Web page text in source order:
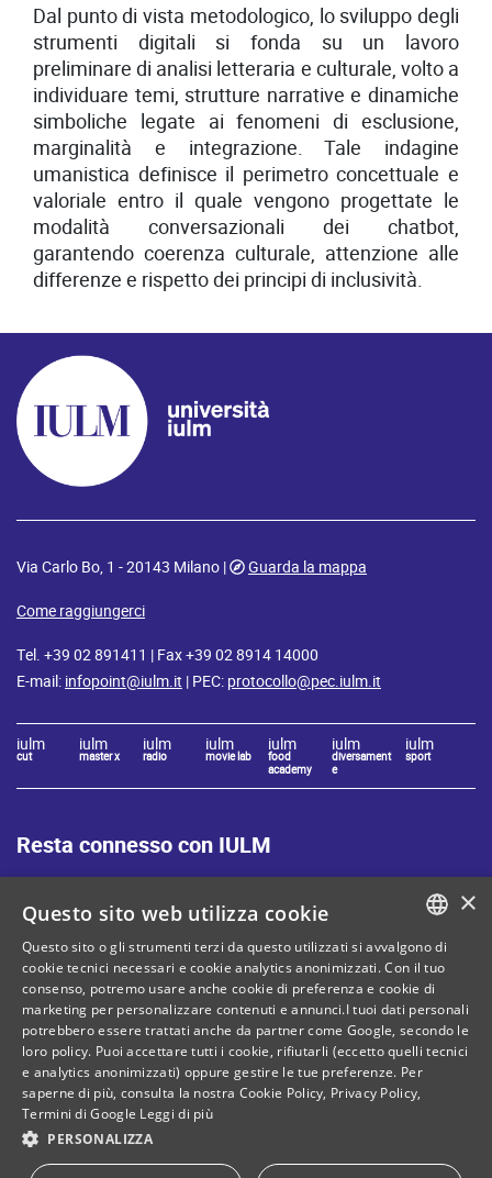
Dal punto di vista metodologico, lo sviluppo degli
strumenti digitali si fonda su un lavoro
preliminare di analisi letteraria e culturale, volto a
individuare temi, strutture narrative e dinamiche
simboliche legate ai fenomeni di esclusione,
marginalità e integrazione. Tale indagine
umanistica definisce il perimetro concettuale e
valoriale entro il quale vengono progettate le
modalità conversazionali dei chatbot,
garantendo coerenza culturale, attenzione alle
differenze e rispetto dei principi di inclusività.
Via Carlo Bo, 1 - 20143 Milano |
Guarda la mappa
Come raggiungerci
Tel. +39 02 891411 | Fax +39 02 8914 14000
E-mail: infopoint@iulm.it | PEC: protocollo@pec.iulm.it
iulm
cut
iulm
master x
iulm
radio
iulm
movie lab
iulm
food
academy
iulm
diversament
e
iulm
sport
Resta connesso con IULM
Mappa del sito
Privacy policy
Cookie Policy
Note legali
Contatti
C. Fiscale: 80071270153
ITALIAN
ENGLISH
×
Questo sito web utilizza cookie
Questo sito o gli strumenti terzi da questo utilizzati si avvalgono di
cookie tecnici necessari e cookie analytics anonimizzati. Con il tuo
consenso, potremo usare anche cookie di preferenza e cookie di
marketing per personalizzare contenuti e annunci.I tuoi dati personali
potrebbero essere trattati anche da partner come Google, secondo le
loro policy. Puoi accettare tutti i cookie, rifiutarli (eccetto quelli tecnici
e analytics anonimizzati) oppure gestire le tue preferenze. Per
saperne di più, consulta la nostra Cookie Policy, Privacy Policy,
Termini di Google Leggi di più
PERSONALIZZA